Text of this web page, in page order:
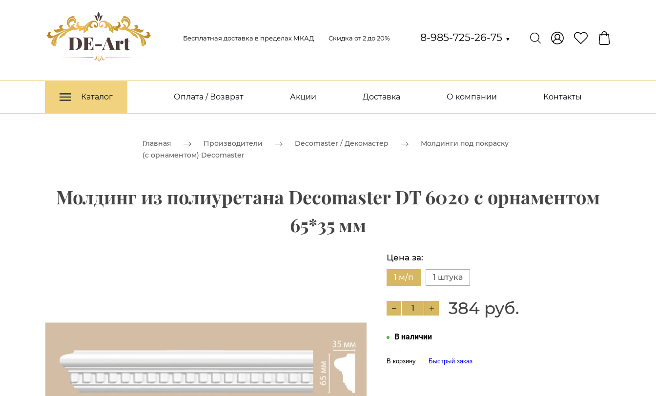
Бесплатная доставка в пределах МКАД Скидка от 2 до 20% 8-985-725-26-75 ▼
Каталог Оплата / Возврат Акции Доставка О компании Контакты
Главная Производители Decomaster / Декомастер
Молдинги под покраску
(с орнаментом) Decomaster
Молдинг из полиуретана Decomaster DT 6020 с орнаментом
65*35 мм
Цена за:
1 м/п 1 штука
384 руб.
В наличии
В корзину Быстрый заказ